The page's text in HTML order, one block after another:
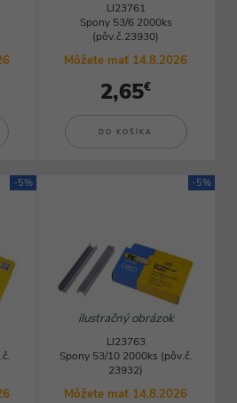
LI23761
Spony 53/6 2000ks
(pôv.č.23930)
Môžete mať 14.8.2026
2,65€
DO KOŠÍKA
-5% -5%
ilustračný obrázok
LI23763
Spony 53/10 2000ks (pôv.č.
23932)
Môžete mať 14.8.2026